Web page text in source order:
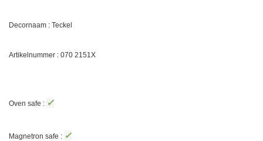
Decornaam : Teckel
Artikelnummer : 070 2151X
Oven safe : ✓
Magnetron safe : ✓